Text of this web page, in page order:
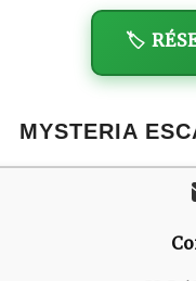
🏷️
MYSTERIA